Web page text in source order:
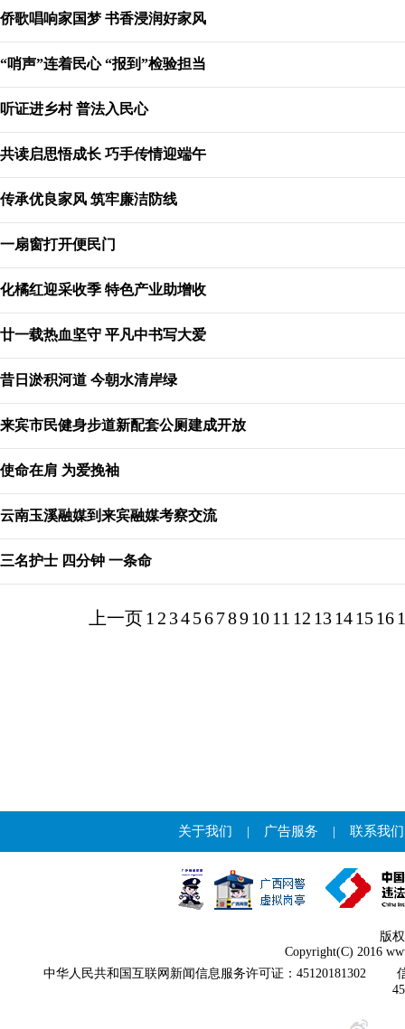
侨歌唱响家国梦 书香浸润好家风
“哨声”连着民心 “报到”检验担当
听证进乡村 普法入民心
共读启思悟成长 巧手传情迎端午
传承优良家风 筑牢廉洁防线
一扇窗打开便民门
化橘红迎采收季 特色产业助增收
廿一载热血坚守 平凡中书写大爱
昔日淤积河道 今朝水清岸绿
来宾市民健身步道新配套公厕建成开放
使命在肩 为爱挽袖
云南玉溪融媒到来宾融媒考察交流
三名护士 四分钟 一条命
上一页1 2 34567891011 12 13141516
关于我们 | 广告服务 | 联系我们
版
Copyright(C) 2016
中华人民共和国互联网新闻信息服务许可证：45120181302